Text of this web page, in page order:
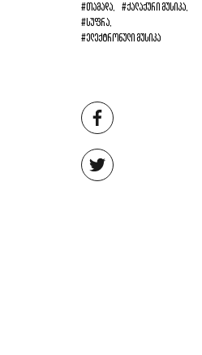
#ᲗᲐᲛᲐᲓᲐ, #ᲥᲐᲚᲐᲥᲣᲠᲘ ᲛᲣᲡᲘᲙᲐ,
#ᲡᲣᲤᲠᲐ,
#ᲔᲚᲔᲥᲢᲠᲝᲜᲣᲚᲘ ᲛᲣᲡᲘᲙᲐ